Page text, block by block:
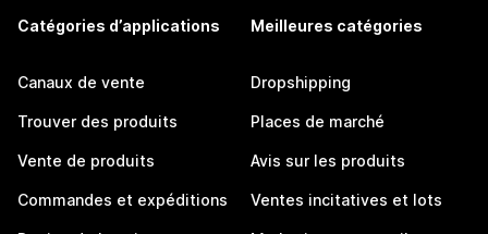
Catégories d’applications
Canaux de vente
Trouver des produits
Vente de produits
Commandes et expéditions
Meilleures catégories
Dropshipping
Places de marché
Avis sur les produits
Ventes incitatives et lots